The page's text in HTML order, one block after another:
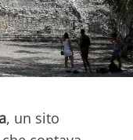
, un sito